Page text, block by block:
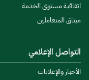
اتفاقية مستوى الخدمة
ميثاق المتعاملين
التواصل الإعلامي
الأخبار والإعلانات